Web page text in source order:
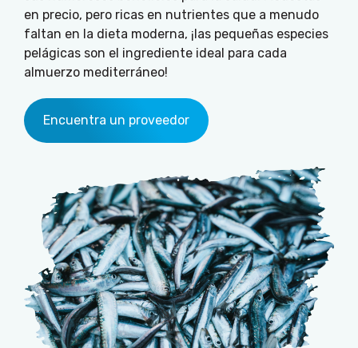
en precio, pero ricas en nutrientes que a menudo
faltan en la dieta moderna, ¡las pequeñas especies
pelágicas son el ingrediente ideal para cada
almuerzo mediterráneo!
Encuentra un proveedor